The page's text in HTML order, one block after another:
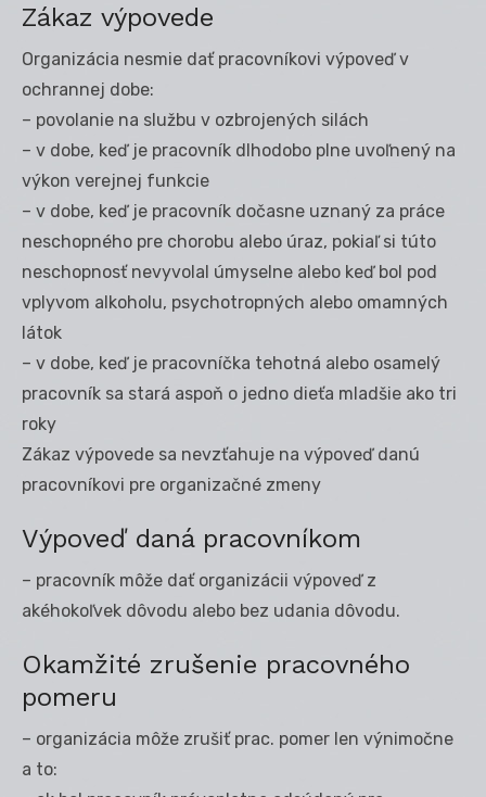
Zákaz výpovede
Organizácia nesmie dať pracovníkovi výpoveď v
ochrannej dobe:
– povolanie na službu v ozbrojených silách
– v dobe, keď je pracovník dlhodobo plne uvoľnený na
výkon verejnej funkcie
– v dobe, keď je pracovník dočasne uznaný za práce
neschopného pre chorobu alebo úraz, pokiaľ si túto
neschopnosť nevyvolal úmyselne alebo keď bol pod
vplyvom alkoholu, psychotropných alebo omamných
látok
– v dobe, keď je pracovníčka tehotná alebo osamelý
pracovník sa stará aspoň o jedno dieťa mladšie ako tri
roky
Zákaz výpovede sa nevzťahuje na výpoveď danú
pracovníkovi pre organizačné zmeny
Výpoveď daná pracovníkom
– pracovník môže dať organizácii výpoveď z
akéhokoľvek dôvodu alebo bez udania dôvodu.
Okamžité zrušenie pracovného
pomeru
– organizácia môže zrušiť prac. pomer len výnimočne
a to: